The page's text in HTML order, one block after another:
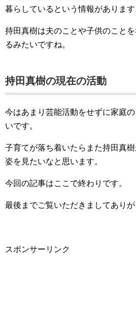
暮らしているという情報があります
持田真樹は夫のことや子供のこと
るみたいですね。
持田真樹の現在の活動
今はあまり芸能活動をせずに家庭
いです。
子育てが落ち着いたらまた持田真
姿を見たいなと思います。
今回の記事はここで終わりです。
最後までご覧いただきましてありが
スポンサーリンク